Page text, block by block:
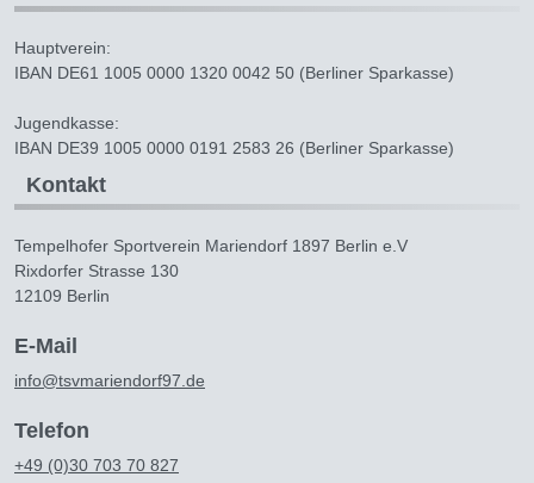
Hauptverein:
IBAN DE61 1005 0000 1320 0042 50 (Berliner Sparkasse)
Jugendkasse:
IBAN DE39 1005 0000 0191 2583 26 (Berliner Sparkasse)
Kontakt
Tempelhofer Sportverein Mariendorf 1897 Berlin e.V
Rixdorfer Strasse 130
12109 Berlin
E-Mail
info@tsvmariendorf97.de
Telefon
+49 (0)30 703 70 827